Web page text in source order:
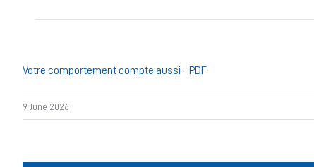
Votre comportement compte aussi - PDF
9 June 2026